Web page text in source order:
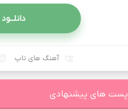
آهنگ های تاپ
پست های پیشنهادی